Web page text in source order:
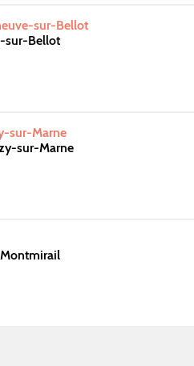
sur-Bellot
sur-Bellot
sur-Marne
sur-Marne
Montmirail